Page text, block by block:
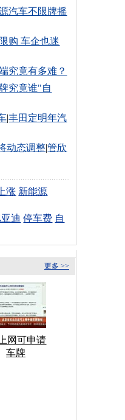
汽车不限牌摇
购 车企也迷
究竟有多难？
究竟谁"自
|丰田定明年汽
动态调整|管欣
涨 新能源
迪 停车费 自
更多 >>
上网可申请
车牌